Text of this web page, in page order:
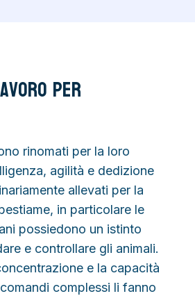
per
rinomati per la loro
agilità e dedizione
allevati per la
in particolare le
possiedono un istinto
e controllare gli animali.
e la capacità
complessi li fanno